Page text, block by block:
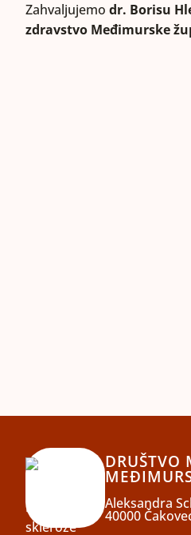
Zahvaljujemo dr. Borisu
zdravstvo Međimurske
DRUŠTVO
Aleksandra
40000